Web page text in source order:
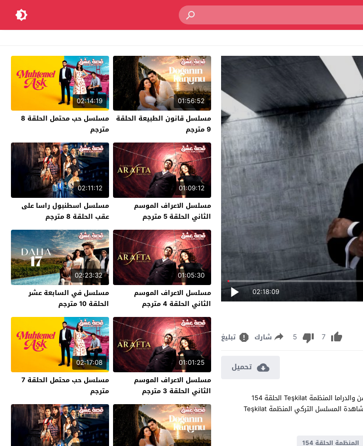
02:18:09
7
5 شارك تبليغ
تحميل
مشاهدة مسلسل المنظمة الحلقة 154 مترجم للعربية اون لاين جودة عالية FULL HD مسلسل الاكشن والدراما المنظمة Teşkilat الحلقة 154
المائة والرابعة والخمسون كاملة تحميل مباشر سيرفرات متعددة بجودات عالية 1080p 720p 480p مشاهدة المسلسل التركي المنظمة Teşkilat
المنظمة الحلقة 154
01:56:52
مسلسل قانون الطبيعة الحلقة
9 مترجم
02:14:19
مسلسل حب محتمل الحلقة 8
مترجم
01:09:12
مسلسل الاعراف الموسم
الثاني الحلقة 5 مترجم
02:11:12
مسلسل اسطنبول راسا على
عقب الحلقة 8 مترجم
01:05:30
مسلسل الاعراف الموسم
الثاني الحلقة 4 مترجم
02:23:32
مسلسل في السابعة عشر
الحلقة 10 مترجم
01:01:25
مسلسل الاعراف الموسم
الثاني الحلقة 3 مترجم
02:17:08
مسلسل حب محتمل الحلقة 7
مترجم